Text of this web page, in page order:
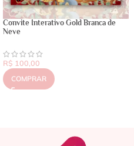
Convite Interativo Gold Branca de
Neve
R$ 100,00
COMPRAR